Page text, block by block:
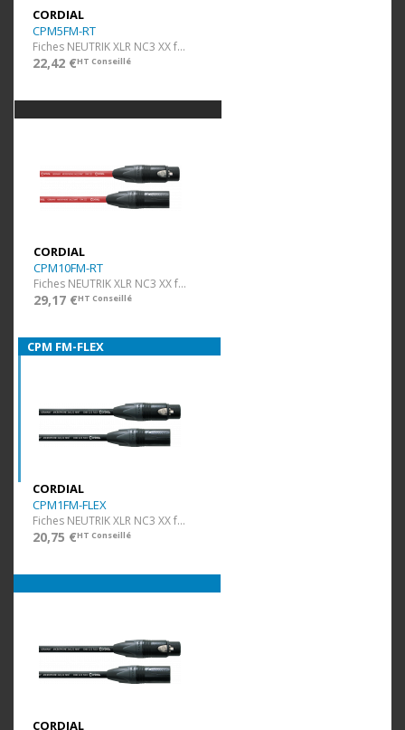
CORDIAL
CPM5FM-RT
Fiches NEUTRIK XLR NC3 XX f/m - 5 m rouge
22,42 €HT Conseillé
CORDIAL
CPM10FM-RT
Fiches NEUTRIK XLR NC3 XX f/m - 10 m rouge
29,17 €HT Conseillé
CPM FM-FLEX
CORDIAL
CPM1FM-FLEX
Fiches NEUTRIK XLR NC3 XX f/m - ultra flexible - 1 m
20,75 €HT Conseillé
CORDIAL